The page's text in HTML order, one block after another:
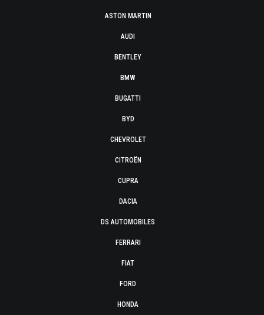
ASTON MARTIN
AUDI
BENTLEY
BMW
BUGATTI
BYD
CHEVROLET
CITROËN
CUPRA
DACIA
DS AUTOMOBILES
FERRARI
FIAT
FORD
HONDA